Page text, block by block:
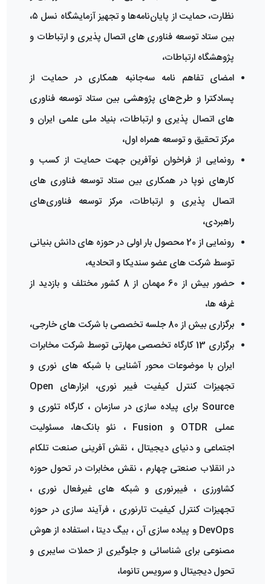
نظارت، حمایت از پایان‌نامه‌ها و تجهیز آزمایشگاه نسل ۵،
بین ستاد توسعه فناوری های اتصال پذیری و ارتباطات و
پژوهشگاه ارتباطات،
امضای تفاهم نامه سه‌جانبه همکاری در حمایت از
پسادکترا و طرح‌های پژوهشی بین ستاد توسعه فناوری
های اتصال پذیری و ارتباطات، بنیاد ملی علمی ایران و
مرکز تحقیق و توسعه همراه اول،
رونمایی از فراخوان نوآفرین جهت حمایت از کسب و
کارهای نوپا در همکاری بین ستاد توسعه فناوری های
اتصال پذیری و ارتباطات، مرکز توسعه فناوری‌های
راهبردی،
رونمایی از 20 محصول بار اولی در حوزه های دانش بنیانی
توسط شرکت های عضو سندیکا و اتحادیه،
حضور بیش از 60 مهمان از 8 کشور مختلف و بازدید از
غرفه ها،
برگزاری بیش از 80 جلسه تخصصی با شرکت های خارجی،
برگزاری 13 کارگاه تخصصی مهارتی توسط شرکت مخابرات
ایران با موضوعات محور آشنایی با شبکه های نوری و
تجهیزات کنترل کیفیت فیبر نوری، ابزارهای Open
Source برای پیاده سازی در سازمان ، کارگاه تئوری و
عملی OTDR و Fusion ، نئو بانک‌ها، مسئولیت
اجتماعی و دنیای دیجیتال ، نقش آفرینی صنعت تلکام
در انقلاب صنعتی چهارم ، نقش مخابرات در تحول حوزه
کشاورزی ، فیبرنوری و شبکه های غیرفعال نوری ،
تجهیزات کنترل کیفیت تارنوری ، فرآیند سازی در حوزه
DevOps و پیاده سازی آن ، بیگ دیتا ، استفاده از هوش
مصنوعی برای شناسائی و جلوگیری از حملات سایبری و
تحول دیجیتال و سرویس تانوما،